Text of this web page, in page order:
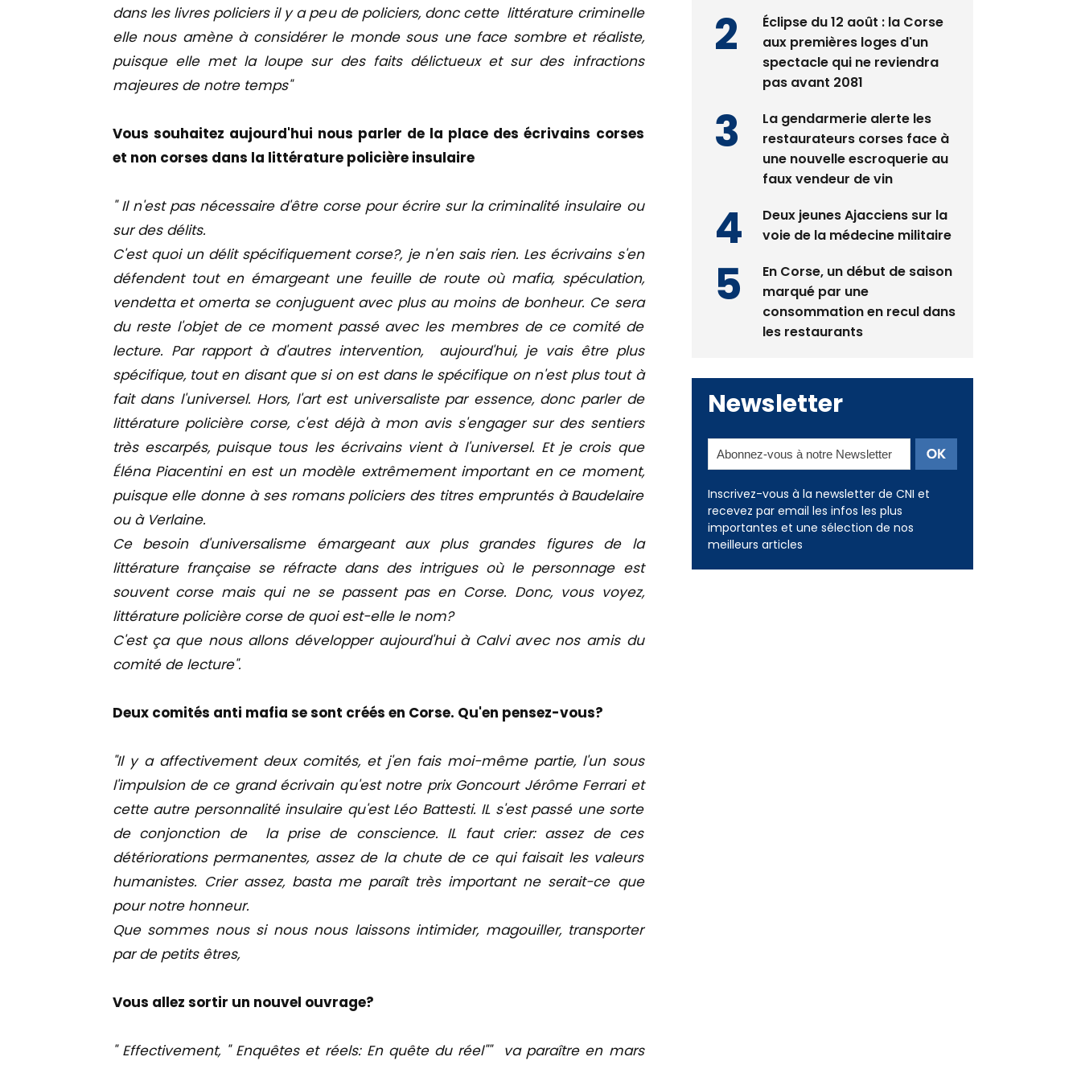
dans les livres policiers il y a peu de policiers, donc cette littérature criminelle
elle nous amène à considérer le monde sous une face sombre et réaliste,
puisque elle met la loupe sur des faits délictueux et sur des infractions
majeures de notre temps"
Vous souhaitez aujourd'hui nous parler de la place des écrivains corses
et non corses dans la littérature policière insulaire
" Il n'est pas nécessaire d'être corse pour écrire sur la criminalité insulaire ou
sur des délits.
C'est quoi un délit spécifiquement corse?, je n'en sais rien. Les écrivains s'en
défendent tout en émargeant une feuille de route où mafia, spéculation,
vendetta et omerta se conjuguent avec plus au moins de bonheur. Ce sera
du reste l'objet de ce moment passé avec les membres de ce comité de
lecture. Par rapport à d'autres intervention, aujourd'hui, je vais être plus
spécifique, tout en disant que si on est dans le spécifique on n'est plus tout à
fait dans l'universel. Hors, l'art est universaliste par essence, donc parler de
littérature policière corse, c'est déjà à mon avis s'engager sur des sentiers
très escarpés, puisque tous les écrivains vient à l'universel. Et je crois que
Éléna Piacentini en est un modèle extrêmement important en ce moment,
puisque elle donne à ses romans policiers des titres empruntés à Baudelaire
ou à Verlaine.
Ce besoin d'universalisme émargeant aux plus grandes figures de la
littérature française se réfracte dans des intrigues où le personnage est
souvent corse mais qui ne se passent pas en Corse. Donc, vous voyez,
littérature policière corse de quoi est-elle le nom?
C'est ça que nous allons développer aujourd'hui à Calvi avec nos amis du
comité de lecture".
Deux comités anti mafia se sont créés en Corse. Qu'en pensez-vous?
"Il y a affectivement deux comités, et j'en fais moi-même partie, l'un sous
l'impulsion de ce grand écrivain qu'est notre prix Goncourt Jérôme Ferrari et
cette autre personnalité insulaire qu'est Léo Battesti. IL s'est passé une sorte
de conjonction de la prise de conscience. IL faut crier: assez de ces
détériorations permanentes, assez de la chute de ce qui faisait les valeurs
humanistes. Crier assez, basta me paraît très important ne serait-ce que
pour notre honneur.
Que sommes nous si nous nous laissons intimider, magouiller, transporter
par de petits êtres,
Vous allez sortir un nouvel ouvrage?
" Effectivement, " Enquêtes et réels: En quête du réel"" va paraître en mars
Éclipse du 12 août : la Corse
aux premières loges d'un
spectacle qui ne reviendra
pas avant 2081
La gendarmerie alerte les
restaurateurs corses face à
une nouvelle escroquerie au
faux vendeur de vin
Deux jeunes Ajacciens sur la
voie de la médecine militaire
En Corse, un début de saison
marqué par une
consommation en recul dans
les restaurants
Newsletter
Inscrivez-vous à la newsletter de CNI et
recevez par email les infos les plus
importantes et une sélection de nos
meilleurs articles